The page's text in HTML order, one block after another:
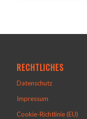
RECHTLICHES
Datenschutz
Impressum
Cookie-Richtlinie (EU)